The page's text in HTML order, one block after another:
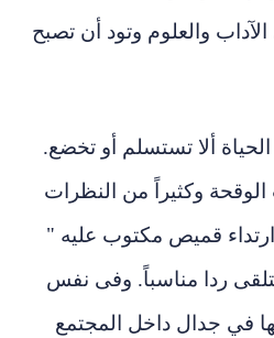
والعلوم وتود أن تصبح
ألا تستسلم أو تخضع.
وكثيراً من النظرات
قميص مكتوب عليه "
ردا مناسباً. وفى نفس
جدال داخل المجتمع